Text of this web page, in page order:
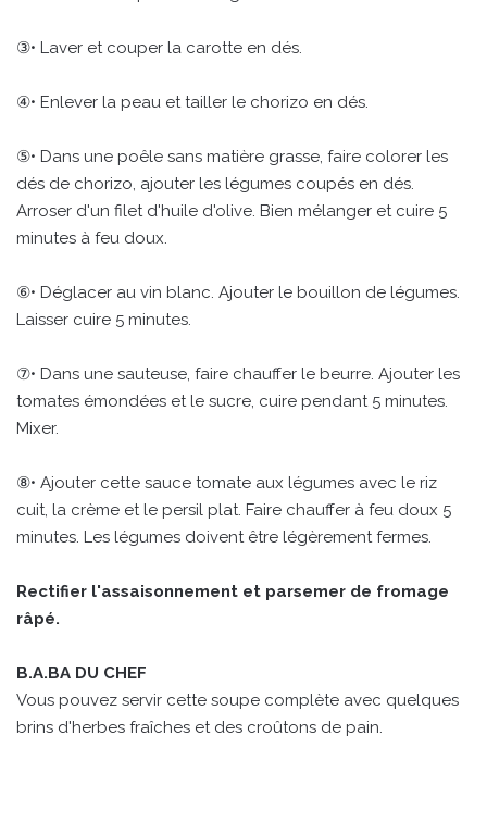
③• Laver et couper la carotte en dés.
④• Enlever la peau et tailler le chorizo en dés.
⑤• Dans une poêle sans matière grasse, faire colorer les
dés de chorizo, ajouter les légumes coupés en dés.
Arroser d'un filet d'huile d'olive. Bien mélanger et cuire 5
minutes à feu doux.
⑥• Déglacer au vin blanc. Ajouter le bouillon de légumes.
Laisser cuire 5 minutes.
⑦• Dans une sauteuse, faire chauffer le beurre. Ajouter les
tomates émondées et le sucre, cuire pendant 5 minutes.
Mixer.
⑧• Ajouter cette sauce tomate aux légumes avec le riz
cuit, la crème et le persil plat. Faire chauffer à feu doux 5
minutes. Les légumes doivent être légèrement fermes.
Rectifier l'assaisonnement et parsemer de fromage
râpé.
B.A.BA DU CHEF
Vous pouvez servir cette soupe complète avec quelques
brins d'herbes fraîches et des croûtons de pain.